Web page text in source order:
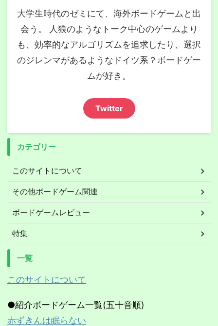
大学生時代のゼミにて、海外ボードゲームと出
会う。 人狼のようなトーク中心のゲームより
も、効率的なアルゴリズムを追求したり、選択
のジレンマがあるようなドイツ系？ボードゲー
ムが好き。
Twitter
カテゴリー
このサイトについて
その他ボードゲーム関連
ボードゲームレビュー
特集
一覧
このサイトについて
●紹介ボードゲーム一覧(五十音順)
赤ずきんは眠らない